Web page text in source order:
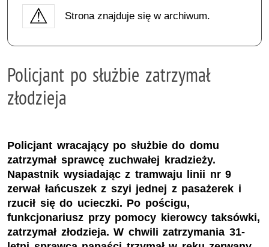
Strona znajduje się w archiwum.
Policjant po służbie zatrzymał
złodzieja
Policjant wracający po służbie do domu
zatrzymał sprawcę zuchwałej kradzieży.
Napastnik wysiadając z tramwaju linii nr 9
zerwał łańcuszek z szyi jednej z pasażerek i
rzucił się do ucieczki. Po pościgu,
funkcjonariusz przy pomocy kierowcy taksówki,
zatrzymał złodzieja. W chwili zatrzymania 31-